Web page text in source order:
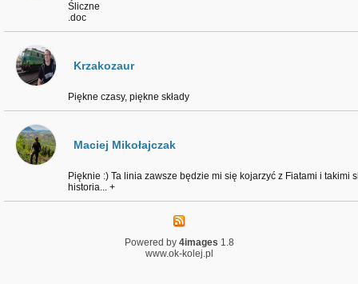
Śliczne
.doc
Krzakozaur
Piękne czasy, piękne składy
Maciej Mikołajczak
Pięknie :) Ta linia zawsze będzie mi się kojarzyć z Fiatami i takimi
historia... +
Powered by 4images 1.8
www.ok-kolej.pl